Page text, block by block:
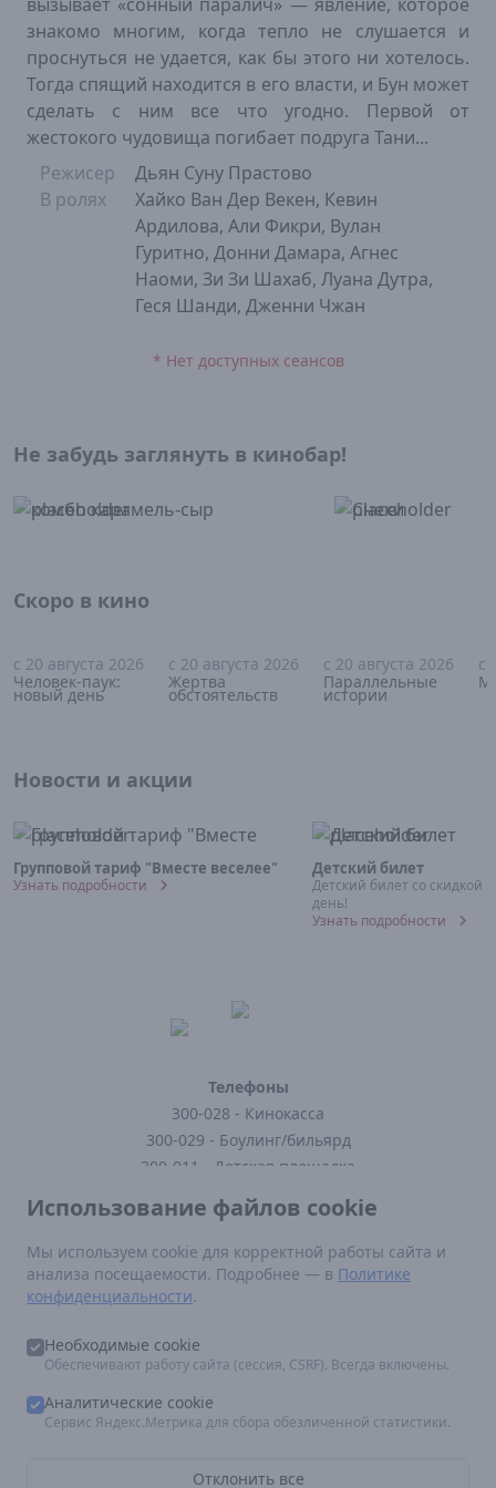
знакомо многим, когда тепло не слушается и
проснуться не удается, как бы этого ни хотелось.
Тогда спящий находится в его власти, и Бун может
сделать с ним все что угодно. Первой от
жестокого чудовища погибает подруга Тани...
Режисер
Дьян Суну Прастово
В ролях
Хайко Ван Дер Векен, Кевин
Ардилова, Али Фикри, Вулан
Гуритно, Донни Дамара, Агнес
Наоми, Зи Зи Шахаб, Луана Дутра,
Геся Шанди, Дженни Чжан
* Нет доступных сеансов
Не забудь заглянуть в кинобар!
Скоро в кино
16+
с 20 августа 2026
Человек-паук:
новый день
18+
с 20 августа 2026
Жертва
обстоятельств
18+
с 20 августа 2026
Параллельные
истории
с
Новости и акции
Групповой тариф "Вместе веселее"
Узнать подробности
Детский билет
Детский билет со скидкой
день!
Узнать подробности
Телефоны
300-028 - Кинокасса
300-029 - Боулинг/бильярд
300-011 - Детская площадка
300-121 - Кафе
300-123 - Заказать доставку
Нормативные документы
Постановление Правительства РФ от 16 августа 2021 г N 1338
Правила посещения кинотеатра
По вопросам размещения рекламы:
marketing.epicentr@mail.ru
Использование файлов cookie
Мы используем cookie для корректной работы сайта и
анализа посещаемости. Подробнее — в Политике
конфиденциальности.
Необходимые cookie
Обеспечивают работу сайта (сессия, CSRF). Всегда включены.
Аналитические cookie
Сервис Яндекс.Метрика для сбора обезличенной статистики.
Отклонить все